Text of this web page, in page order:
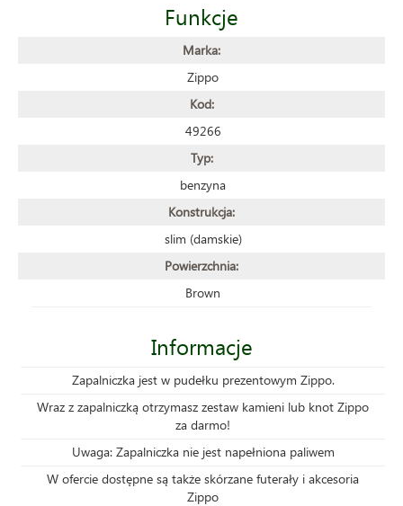
Funkcje
Marka:
Zippo
Kod:
49266
Typ:
benzyna
Konstrukcja:
slim (damskie)
Powierzchnia:
Brown
Informacje
Zapalniczka jest w pudełku prezentowym Zippo.
Wraz z zapalniczką otrzymasz zestaw kamieni lub knot Zippo
za darmo!
Uwaga: Zapalniczka nie jest napełniona paliwem
W ofercie dostępne są także skórzane futerały i akcesoria
Zippo